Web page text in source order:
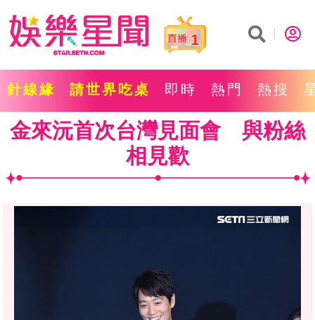
1
針線緣 請世界吃桌 即時 熱門 熱搜
金來沅首次台灣見面會 與粉絲
相見歡